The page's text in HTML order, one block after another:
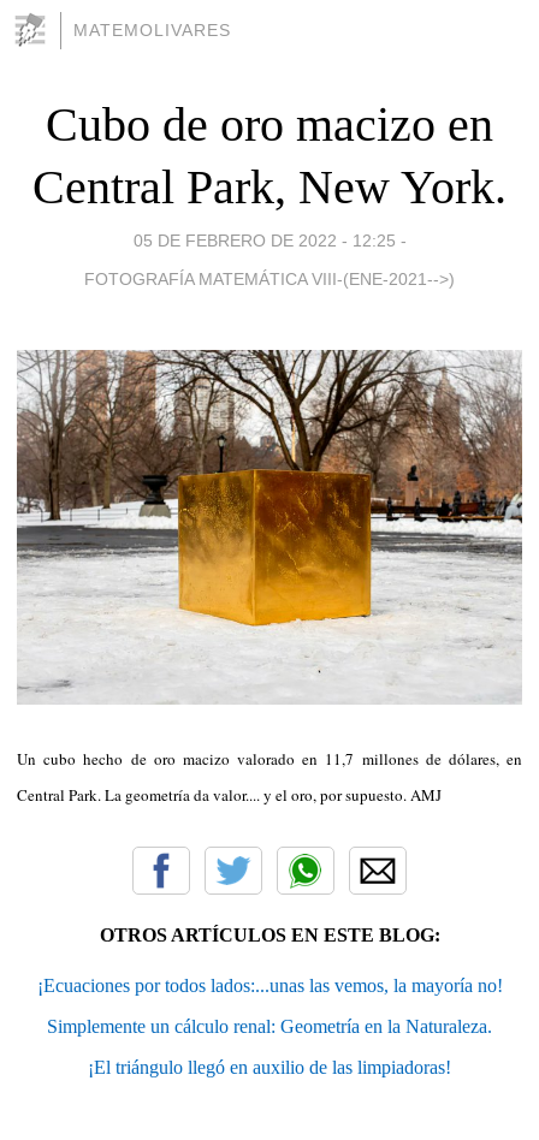
MATEMOLIVARES
Cubo de oro macizo en
Central Park, New York.
05 DE FEBRERO DE 2022 - 12:25 -
FOTOGRAFÍA MATEMÁTICA VIII-(ENE-2021-->)
Un cubo hecho de oro macizo valorado en 11,7 millones de dólares, en
Central Park. La geometría da valor.... y el oro, por supuesto. AMJ
OTROS ARTÍCULOS EN ESTE BLOG:
¡Ecuaciones por todos lados:...unas las vemos, la mayoría no!
Simplemente un cálculo renal: Geometría en la Naturaleza.
¡El triángulo llegó en auxilio de las limpiadoras!